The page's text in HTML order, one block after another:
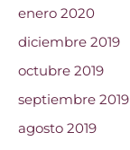
enero 2020
diciembre 2019
octubre 2019
septiembre 2019
agosto 2019